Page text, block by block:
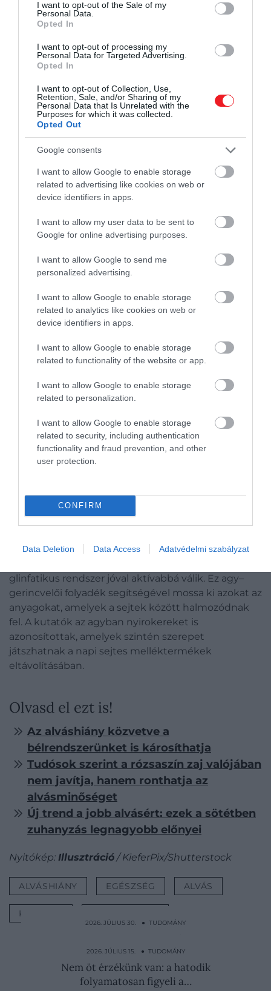
I want to opt-out of the Sale of my
Personal Data.
Opted In
I want to opt-out of processing my
Personal Data for Targeted Advertising.
Opted In
I want to opt-out of Collection, Use,
Retention, Sale, and/or Sharing of my
Personal Data that Is Unrelated with the
Purposes for which it was collected.
Opted Out
Google consents
I want to allow Google to enable storage
related to advertising like cookies on web or
device identifiers in apps.
I want to allow my user data to be sent to
Google for online advertising purposes.
I want to allow Google to send me
personalized advertising.
I want to allow Google to enable storage
related to analytics like cookies on web or
device identifiers in apps.
I want to allow Google to enable storage
related to functionality of the website or app.
I want to allow Google to enable storage
related to personalization.
I want to allow Google to enable storage
related to security, including authentication
functionality and fraud prevention, and other
user protection.
CONFIRM
Data Deletion Data Access Adatvédelmi szabályzat
Államokban becslések szerint a felnőttek 30
százaléka, a serdülőknek pedig 66 százaléka
rendszeresen kevesebbet alszik a szükségesnél.
alváshiány ronthatja a tanulást, a memóriát, a
hangulatot és a reakcióidőt, emellett gyulladásos
folyamatokkal,magas vérnyomással
hallucinációkkal, cukorbetegséggel és elhízással is
összefüggésbe hozták.
Illusztráció
KieferPix/Shutterstock
Figyelmedbe ajánljuk!
A közös alvás ára: ezért ébredünk fel
A kutatók szerint az alvás hiánya többek között
azért viseli meg ennyire az agyat, mert ébrenlét
amelynek emelkedése egyre erősebb
alváskésztetést vált ki. Akoffein
adenozin receptorait, és ezzel tompítja ezt a jelzést.
glinfatikus rendszer jóval aktívabbá válik. Ez agy–
gerincvelői folyadék segítségével mossa ki azokat az
anyagokat, amelyek a sejtek között halmozódnak
fel. A kutatók az agyban nyirokereket is
azonosítottak, amelyek szintén szerepet
játszhatnak a napi sejtes melléktermékek
eltávolításában.
Olvasd el ezt is!
Az alváshiány közvetve a
bélrendszerünket is károsíthatja
Tudósok szerint a rózsaszín zaj valójában
nem javítja, hanem ronthatja az
alvásminőséget
Új trend a jobb alvásért: ezek a sötétben
zuhanyzás legnagyobb előnyei
Nyitókép: Illusztráció / KieferPix/Shutterstock
ALVÁSHIÁNY EGÉSZSÉG ALVÁS
KÍSÉRLET
2026. JÚLIUS 30. ● TUDOMÁNY
mellett?
2026. JÚLIUS 15. ● TUDOMÁNY
Nem öt érzékünk van: a hatodik
folyamatosan figyeli a…